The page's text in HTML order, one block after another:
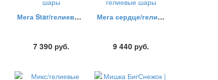
Мега Star/гелиевые шары
7 390 руб.
Мега сердце/гелиевые шары
9 440 руб.